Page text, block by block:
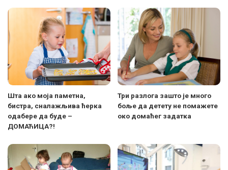
Шта ако моја паметна,
бистра, сналажљива ћерка
одабере да буде –
ДОМАЋИЦА?!
Три разлога зашто је много
боље да детету не помажете
око домаћег задатка